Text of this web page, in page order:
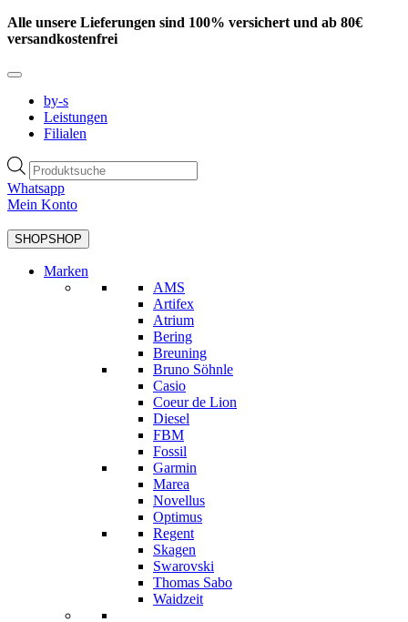
Zum
Inhalt
Alle unsere Lieferungen sind 100% versichert und ab 80€
versandkostenfrei
by-s
Leistungen
Filialen
Products
search
Whatsapp
Mein Konto
SHOPSHOP
Marken
AMS
Artifex
Atrium
Bering
Breuning
Bruno Söhnle
Casio
Coeur de Lion
Diesel
FBM
Fossil
Garmin
Marea
Novellus
Optimus
Regent
Skagen
Swarovski
Thomas Sabo
Waidzeit